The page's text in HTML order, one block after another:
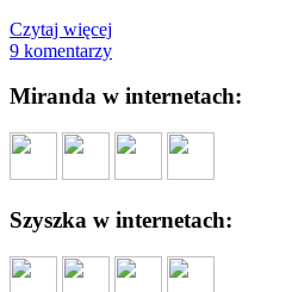
Czytaj więcej
9 komentarzy
Miranda w internetach:
Szyszka w internetach: